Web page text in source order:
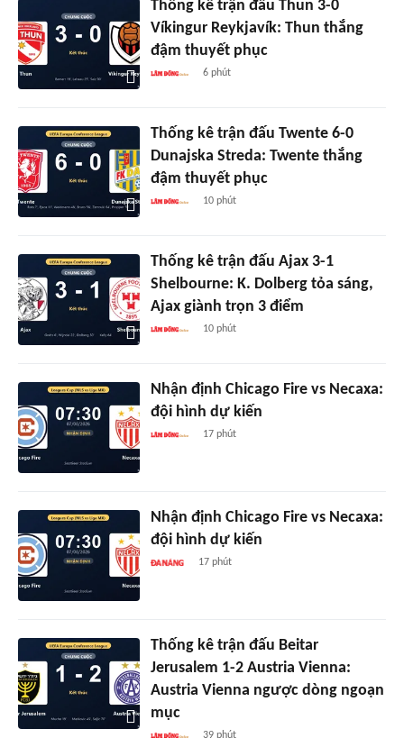
Thống kê trận đấu Thun 3-0
Víkingur Reykjavík: Thun thắng
đậm thuyết phục
6 phút
Thống kê trận đấu Twente 6-0
Dunajska Streda: Twente thắng
đậm thuyết phục
10 phút
Thống kê trận đấu Ajax 3-1
Shelbourne: K. Dolberg tỏa sáng,
Ajax giành trọn 3 điểm
10 phút
Nhận định Chicago Fire vs Necaxa:
đội hình dự kiến
17 phút
Nhận định Chicago Fire vs Necaxa:
đội hình dự kiến
17 phút
Thống kê trận đấu Beitar
Jerusalem 1-2 Austria Vienna:
Austria Vienna ngược dòng ngoạn
mục
39 phút